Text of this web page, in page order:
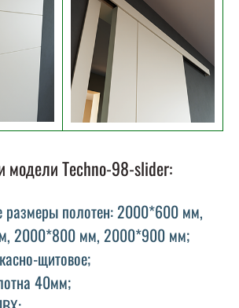
модели Techno-98-slider:
размеры полотен: 2000*600 мм,
2000*800 мм, 2000*900 мм;
щитовое;
40мм;